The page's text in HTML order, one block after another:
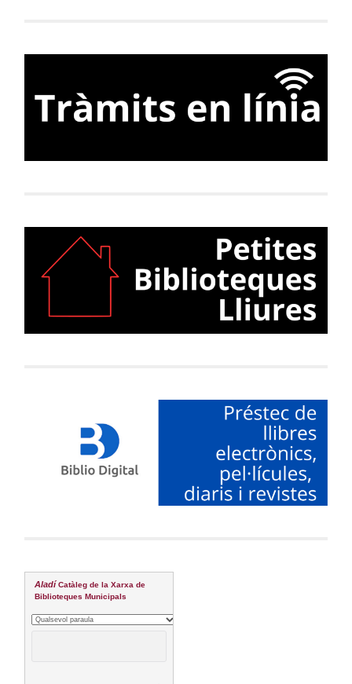
Aladí Catàleg de la Xarxa de
Biblioteques Municipals